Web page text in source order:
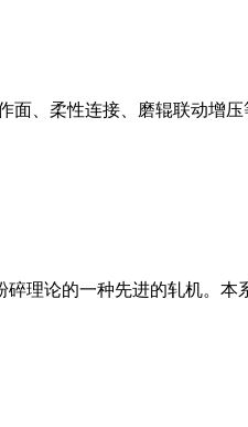
、柔性连接、磨辊联动增
理论的一种先进的轧机。本